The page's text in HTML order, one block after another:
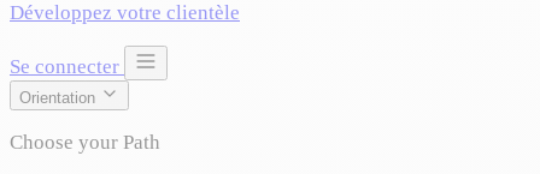
Développez votre clientèle
Se connecter
Orientation
Choose your Path